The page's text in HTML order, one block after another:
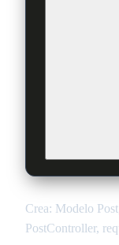
Crea: Modelo
PostController,